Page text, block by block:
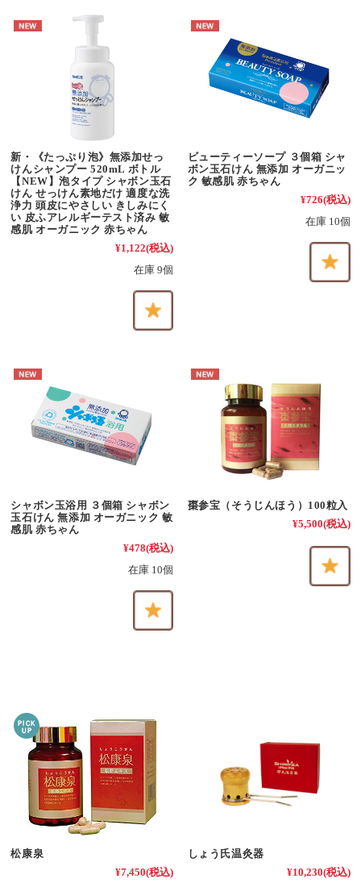
新・《たっぷり泡》無添加せっ
けんシャンプー 520mL ボトル
【NEW】泡タイプ シャボン玉石
けん せっけん素地だけ 適度な洗
浄力 頭皮にやさしい きしみにく
い 皮ふアレルギーテスト済み 敏
感肌 オーガニック 赤ちゃん
¥1,122(税込)
在庫 9個
ビューティーソープ ３個箱 シャ
ボン玉石けん 無添加 オーガニッ
ク 敏感肌 赤ちゃん
¥726(税込)
在庫 10個
シャボン玉浴用 ３個箱 シャボン
玉石けん 無添加 オーガニック 敏
感肌 赤ちゃん
¥478(税込)
在庫 10個
棗参宝（そうじんほう）100粒入
¥5,500(税込)
松康泉
¥7,450(税込)
しょう氏温灸器
¥10,230(税込)